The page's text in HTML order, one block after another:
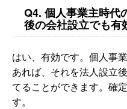
Q4. 個人事業主時代
後の会社設立でも有
はい、有効です。個人事
あれば、それを法人設立
てることができます。確
す。